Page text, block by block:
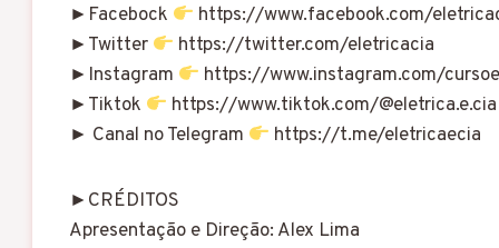
►Facebock
https://www.facebook.com/
►Twitter
https://twitter.com/eletricacia
►Instagram
https://www.instagram.com/
►Tiktok
https://www.tiktok.com/@eletrica.e.cia
► Canal no Telegram
https://t.me/eletricaecia
►CRÉDITOS
Apresentação e Direção: Alex Lima